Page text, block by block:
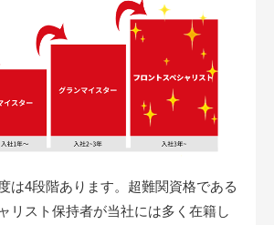
は4段階あります。超難関資格である
リスト保持者が当社には多く在籍し